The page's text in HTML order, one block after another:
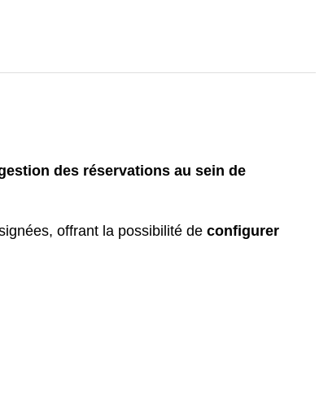
des réservations au sein de
offrant la possibilité de configurer